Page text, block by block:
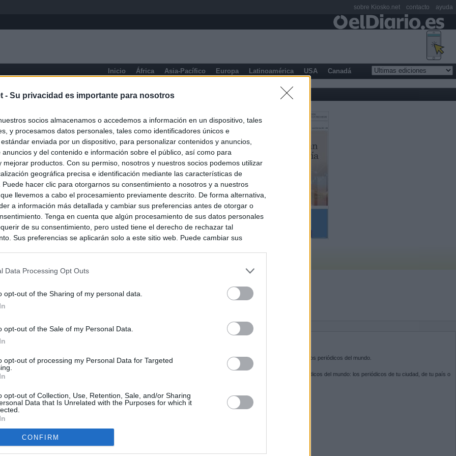
- Su privacidad es importante para nosotros
socios almacenamos o accedemos a información en un dispositivo, tales
y procesamos datos personales, tales como identificadores únicos e
enviada por un dispositivo, para personalizar contenidos y anuncios,
anuncios y del contenido e información sobre el público, así como para
mejorar productos. Con su permiso, nosotros y nuestros socios podemos utilizar
geográfica precisa e identificación mediante las características de
Puede hacer clic para otorgarnos su consentimiento a nosotros y a nuestros
llevemos a cabo el procesamiento previamente descrito. De forma alternativa,
a información más detallada y cambiar sus preferencias antes de otorgar o
Tenga en cuenta que algún procesamiento de sus datos personales
de su consentimiento, pero usted tiene el derecho de rechazar tal
Sus preferencias se aplicarán solo a este sitio web. Puede cambiar sus
Data Processing Opt Outs
opt-out of the Sharing of my personal data.
opt-out of the Sale of my Personal Data.
opt-out of processing my Personal Data for Targeted
opt-out of Collection, Use, Retention, Sale, and/or Sharing
Data that Is Unrelated with the Purposes for which it
CONFIRM
Inicio África Asia-Pacífico Europa Latinoamérica USA Canadá
que el ático comprado por la Comunidad de Madrid no era para
muy poco inteligente"
Ayuso compró el ático de Chamberí por 6,3 millones de euros
cómo ha cambiado su discurso sobre el ático de la
Kiosko.netes la puerta de entrada a los periódicos del mundo.
Navega por las portadas de los periódicos del mundo: los periódicos de tu ciudad, de tu país o
SÍGUENOS
sobre Kiosko.net contacto ayuda